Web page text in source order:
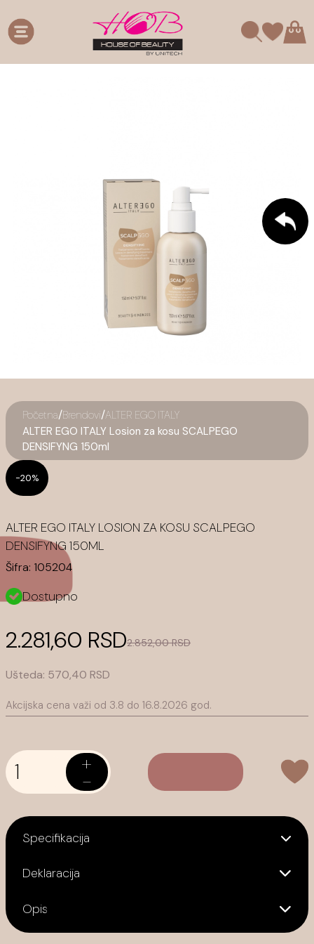
Početna/Brendovi/ALTER EGO ITALY
ALTER EGO ITALY Losion za kosu SCALPEGO
DENSIFYNG 150ml
-20%
ALTER EGO ITALY LOSION ZA KOSU SCALPEGO
DENSIFYNG 150ML
Šifra: 105204
Dostupno
2.281,60 RSD2.852,00 RSD
Ušteda: 570,40 RSD
Akcijska cena važi od 3.8 do 16.8.2026 god.
+
-
Specifikacija
Deklaracija
Opis